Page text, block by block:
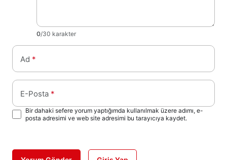
0/30 karakter
Ad *
E-Posta *
Bir dahaki sefere yorum yaptığımda kullanılmak üzere adımı, e-
posta adresimi ve web site adresimi bu tarayıcıya kaydet.